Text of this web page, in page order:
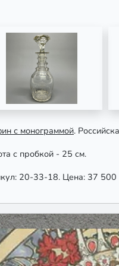
с монограммой.
с пробкой - 25 см.
20-33-18. Цена: 37 500